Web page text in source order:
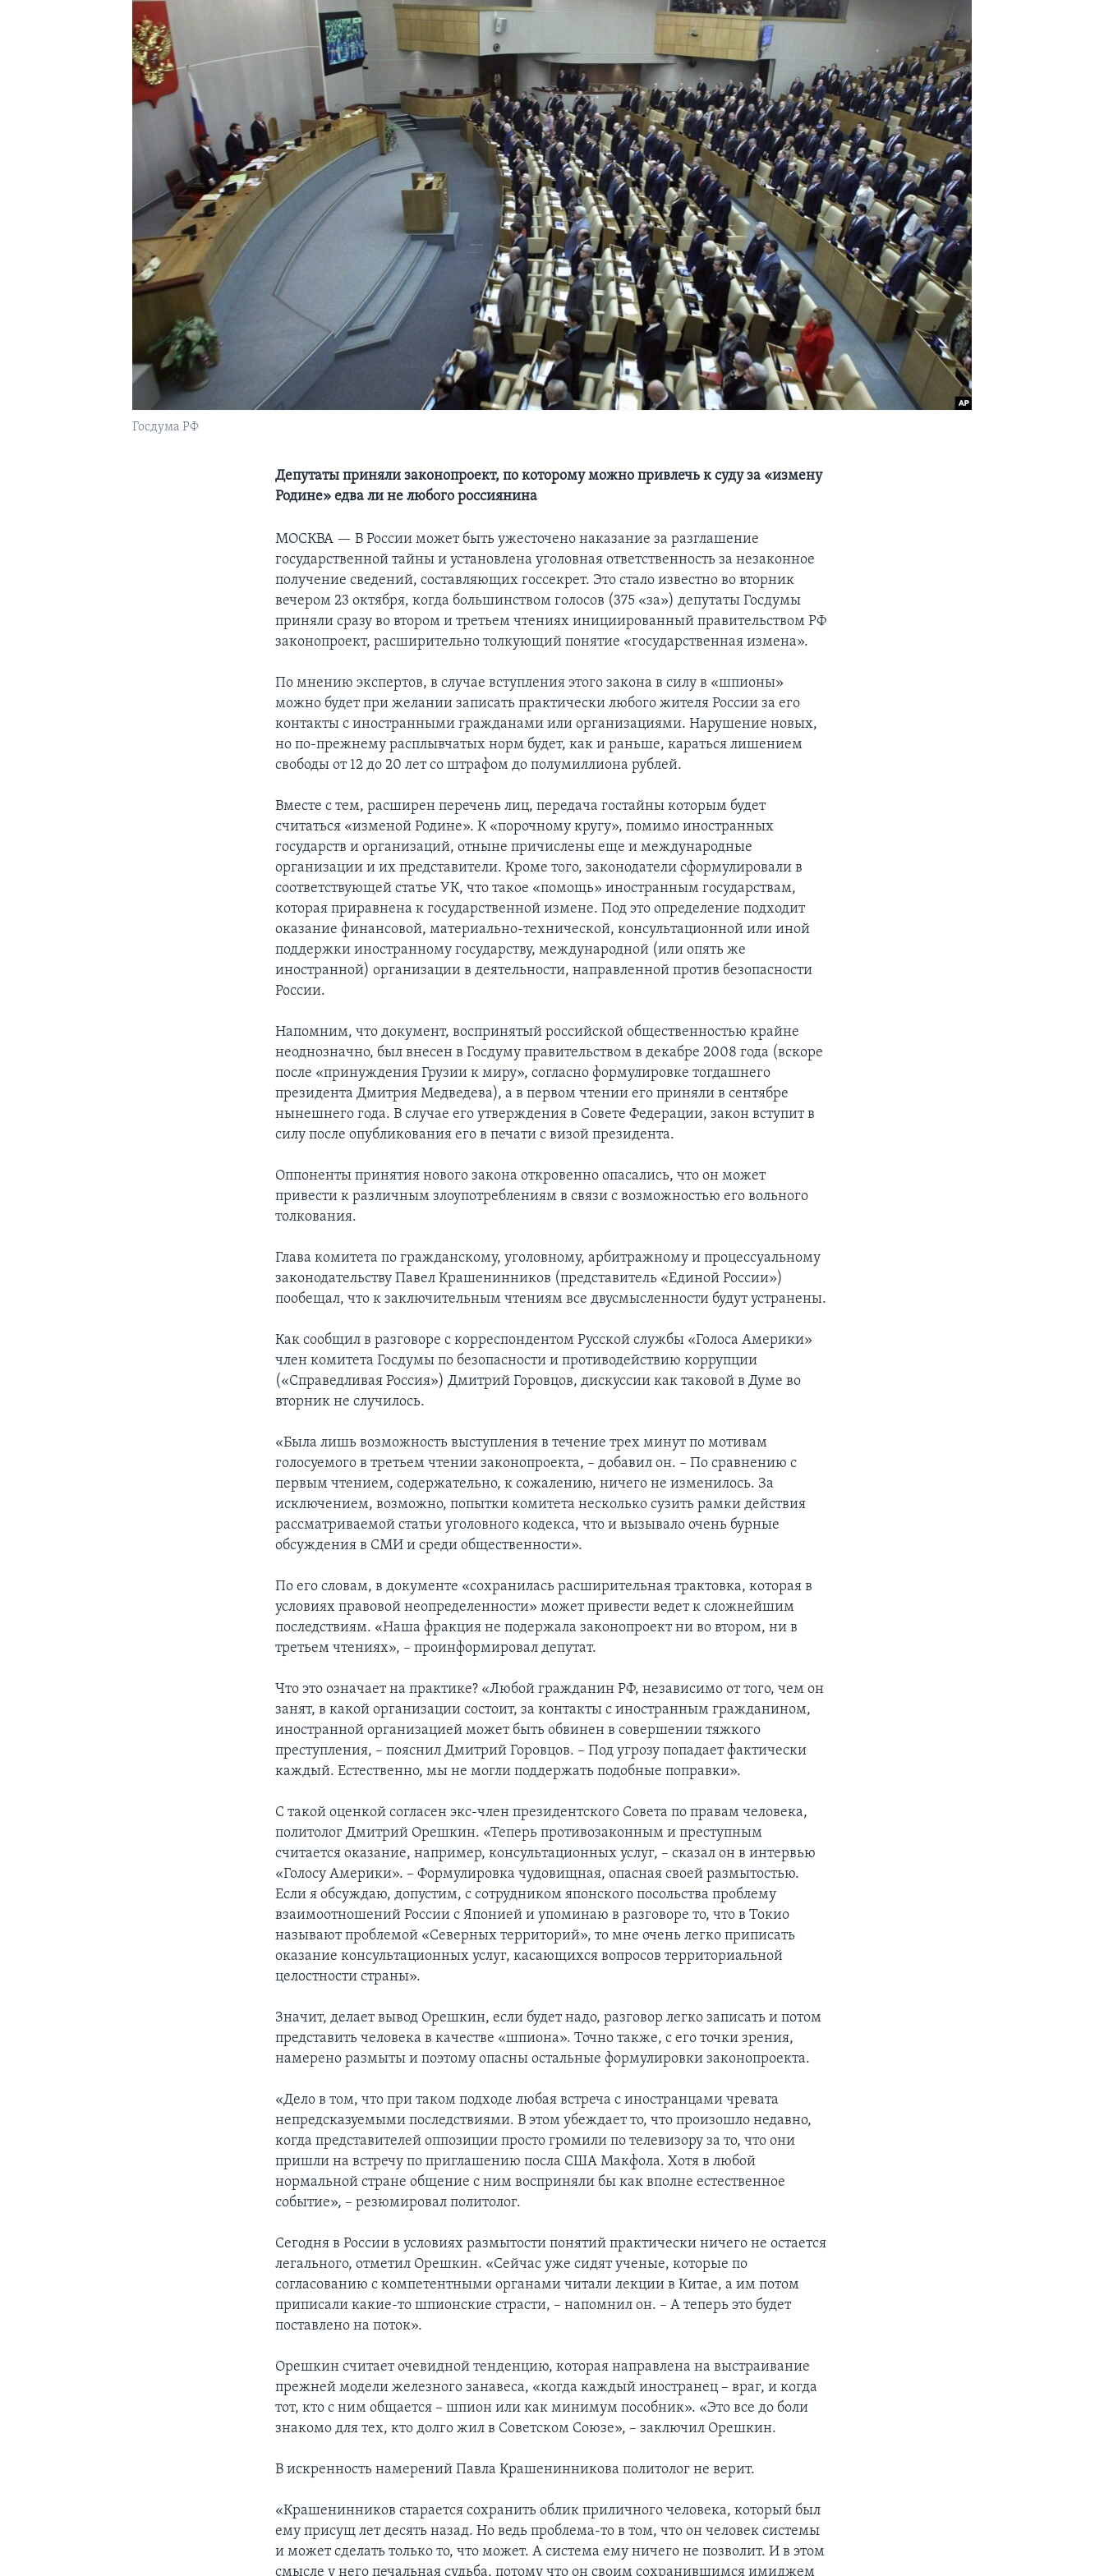
Госдума РФ
Депутаты приняли законопроект, по которому можно привлечь к суду за «измену
Родине» едва ли не любого россиянина
МОСКВА —В России может быть ужесточено наказание за разглашение
государственной тайны и установлена уголовная ответственность за незаконное
получение сведений, составляющих госсекрет. Это стало известно во вторник
вечером 23 октября, когда большинством голосов (375 «за») депутаты Госдумы
приняли сразу во втором и третьем чтениях инициированный правительством РФ
законопроект, расширительно толкующий понятие «государственная измена».
По мнению экспертов, в случае вступления этого закона в силу в «шпионы»
можно будет при желании записать практически любого жителя России за его
контакты с иностранными гражданами или организациями. Нарушение новых,
но по-прежнему расплывчатых норм будет, как и раньше, караться лишением
свободы от 12 до 20 лет со штрафом до полумиллиона рублей.
Вместе с тем, расширен перечень лиц, передача гостайны которым будет
считаться «изменой Родине». К «порочному кругу», помимо иностранных
государств и организаций, отныне причислены еще и международные
организации и их представители. Кроме того, законодатели сформулировали в
соответствующей статье УК, что такое «помощь» иностранным государствам,
которая приравнена к государственной измене. Под это определение подходит
оказание финансовой, материально-технической, консультационной или иной
поддержки иностранному государству, международной (или опять же
иностранной) организации в деятельности, направленной против безопасности
России.
Напомним, что документ, воспринятый российской общественностью крайне
неоднозначно, был внесен в Госдуму правительством в декабре 2008 года (вскоре
после «принуждения Грузии к миру», согласно формулировке тогдашнего
президента Дмитрия Медведева), а в первом чтении его приняли в сентябре
нынешнего года. В случае его утверждения в Совете Федерации, закон вступит в
силу после опубликования его в печати с визой президента.
Оппоненты принятия нового закона откровенно опасались, что он может
привести к различным злоупотреблениям в связи с возможностью его вольного
толкования.
Глава комитета по гражданскому, уголовному, арбитражному и процессуальному
законодательству Павел Крашенинников (представитель «Единой России»)
пообещал, что к заключительным чтениям все двусмысленности будут устранены.
Как сообщил в разговоре с корреспондентом Русской службы «Голоса Америки»
член комитета Госдумы по безопасности и противодействию коррупции
(«Справедливая Россия») Дмитрий Горовцов, дискуссии как таковой в Думе во
вторник не случилось.
«Была лишь возможность выступления в течение трех минут по мотивам
голосуемого в третьем чтении законопроекта, – добавил он. – По сравнению с
первым чтением, содержательно, к сожалению, ничего не изменилось. За
исключением, возможно, попытки комитета несколько сузить рамки действия
рассматриваемой статьи уголовного кодекса, что и вызывало очень бурные
обсуждения в СМИ и среди общественности».
По его словам, в документе «сохранилась расширительная трактовка, которая в
условиях правовой неопределенности» может привести ведет к сложнейшим
последствиям. «Наша фракция не подержала законопроект ни во втором, ни в
третьем чтениях», – проинформировал депутат.
Что это означает на практике? «Любой гражданин РФ, независимо от того, чем он
занят, в какой организации состоит, за контакты с иностранным гражданином,
иностранной организацией может быть обвинен в совершении тяжкого
преступления, – пояснил Дмитрий Горовцов. – Под угрозу попадает фактически
каждый. Естественно, мы не могли поддержать подобные поправки».
С такой оценкой согласен экс-член президентского Совета по правам человека,
политолог Дмитрий Орешкин. «Теперь противозаконным и преступным
считается оказание, например, консультационных услуг, – сказал он в интервью
«Голосу Америки». – Формулировка чудовищная, опасная своей размытостью.
Если я обсуждаю, допустим, с сотрудником японского посольства проблему
взаимоотношений России с Японией и упоминаю в разговоре то, что в Токио
называют проблемой «Северных территорий», то мне очень легко приписать
оказание консультационных услуг, касающихся вопросов территориальной
целостности страны».
Значит, делает вывод Орешкин, если будет надо, разговор легко записать и потом
представить человека в качестве «шпиона». Точно также, с его точки зрения,
намерено размыты и поэтому опасны остальные формулировки законопроекта.
«Дело в том, что при таком подходе любая встреча с иностранцами чревата
непредсказуемыми последствиями. В этом убеждает то, что произошло недавно,
когда представителей оппозиции просто громили по телевизору за то, что они
пришли на встречу по приглашению посла США Макфола. Хотя в любой
нормальной стране общение с ним восприняли бы как вполне естественное
событие», – резюмировал политолог.
Сегодня в России в условиях размытости понятий практически ничего не остается
легального, отметил Орешкин. «Сейчас уже сидят ученые, которые по
согласованию с компетентными органами читали лекции в Китае, а им потом
приписали какие-то шпионские страсти, – напомнил он. – А теперь это будет
поставлено на поток».
Орешкин считает очевидной тенденцию, которая направлена на выстраивание
прежней модели железного занавеса, «когда каждый иностранец – враг, и когда
тот, кто с ним общается – шпион или как минимум пособник». «Это все до боли
знакомо для тех, кто долго жил в Советском Союзе», – заключил Орешкин.
В искренность намерений Павла Крашенинникова политолог не верит.
«Крашенинников старается сохранить облик приличного человека, который был
ему присущ лет десять назад. Но ведь проблема-то в том, что он человек системы
и может сделать только то, что может. А система ему ничего не позволит. И в этом
смысле у него печальная судьба, потому что он своим сохранившимся имиджем